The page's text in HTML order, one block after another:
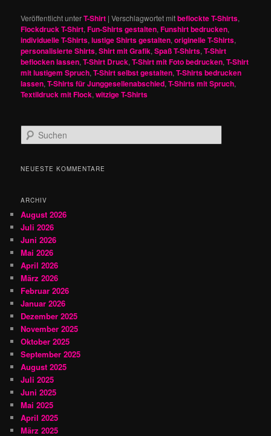
Veröffentlicht unterT-Shirt |Verschlagwortet mitbeflockte T-Shirts,
Flockdruck T-Shirt,Fun-Shirts gestalten,Funshirt bedrucken,
individuelle T-Shirts,lustige Shirts gestalten,originelle T-Shirts,
personalisierte Shirts,Shirt mit Grafik,Spaß T-Shirts,T-Shirt
beflocken lassen,T-Shirt Druck,T-Shirt mit Foto bedrucken,T-Shirt
mit lustigem Spruch,T-Shirt selbst gestalten,T-Shirts bedrucken
lassen,T-Shirts für Junggesellenabschied,T-Shirts mit Spruch,
Textildruck mit Flock,witzige T-Shirts
u
h
NEUESTE KOMMENTARE
ARCHIV
August 2026
Juli 2026
Juni 2026
Mai 2026
April 2026
März 2026
Februar 2026
Januar 2026
Dezember 2025
November 2025
Oktober 2025
September 2025
August 2025
Juli 2025
Juni 2025
Mai 2025
April 2025
März 2025